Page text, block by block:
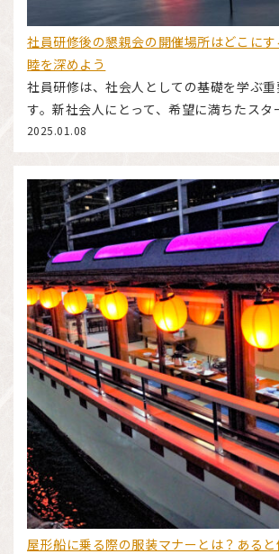
社員研修後の懇親会の開催場所はどこに
睦を深めよう
社員研修は、社会人としての基礎を学ぶ
す。新社会人にとって、希望に満ちたス
2025.01.08
屋形船に乗る際の服装マナーとは？あると